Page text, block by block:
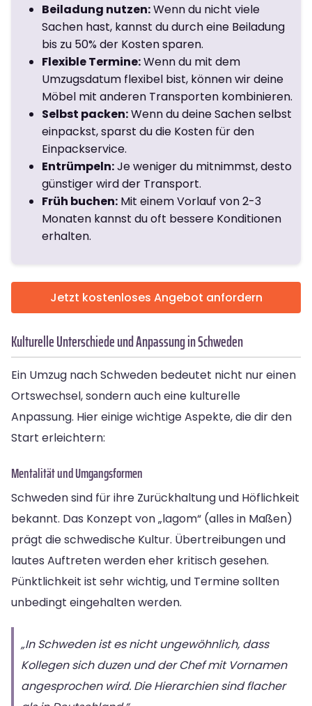
Beiladung nutzen:Wenn du nicht viele
Sachen hast, kannst du durch eine Beiladung
bis zu 50% der Kosten sparen.
Flexible Termine:Wenn du mit dem
Umzugsdatum flexibel bist, können wir deine
Möbel mit anderen Transporten kombinieren.
Selbst packen:Wenn du deine Sachen selbst
einpackst, sparst du die Kosten für den
Einpackservice.
Entrümpeln:Je weniger du mitnimmst, desto
günstiger wird der Transport.
Früh buchen: Mit einem Vorlauf von 2-3
Monaten kannst du oft bessere Konditionen
erhalten.
Jetzt kostenloses Angebot anfordern
Kulturelle Unterschiede und Anpassung in Schweden
Ein Umzug nach Schweden bedeutet nicht nur einen
Ortswechsel, sondern auch eine kulturelle
Anpassung. Hier einige wichtige Aspekte, die dir den
Start erleichtern:
Mentalität und Umgangsformen
Schweden sind für ihre Zurückhaltung und Höflichkeit
bekannt. Das Konzept von „lagom“ (alles in Maßen)
prägt die schwedische Kultur. Übertreibungen und
lautes Auftreten werden eher kritisch gesehen.
Pünktlichkeit ist sehr wichtig, und Termine sollten
unbedingt eingehalten werden.
„In Schweden ist es nicht ungewöhnlich, dass
Kollegen sich duzen und der Chef mit Vornamen
angesprochen wird. Die Hierarchien sind flacher